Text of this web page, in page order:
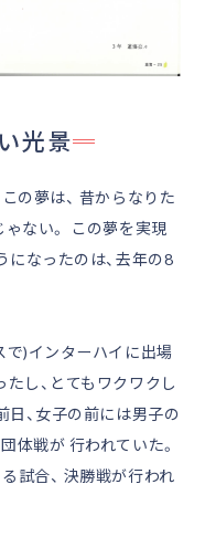
光景
の夢は、 昔からなりた
ない。 この夢を実現
になったのは、去年の8
で)インターハイに出場
し、とてもワクワクし
日、女子の前には男子の
体戦が 行われていた。
試合、 決勝戦が行われ